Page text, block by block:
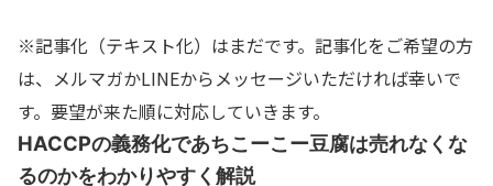
※記事化（テキスト化）はまだです。記事化をご希望の方
は、メルマガかLINEからメッセージいただければ幸いで
す。要望が来た順に対応していきます。
HACCPの義務化であちこーこー豆腐は売れなくな
るのかをわかりやすく解説